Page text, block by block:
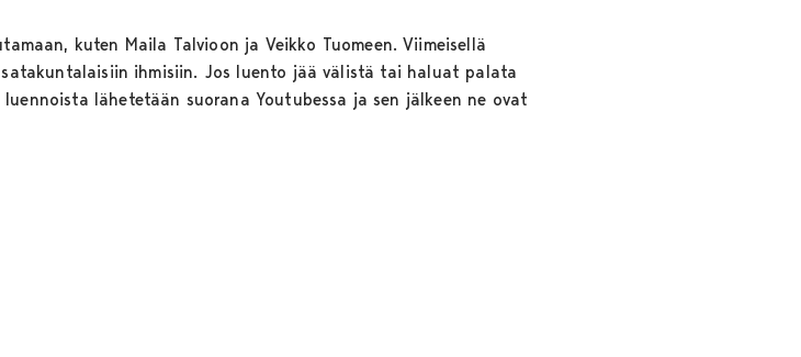
kuten Maila Talvioon ja Veikko Tuomeen. Viimeisellä
ihmisiin. Jos luento jää välistä tai haluat palata
lähetetään suorana Youtubessa ja sen jälkeen ne ovat